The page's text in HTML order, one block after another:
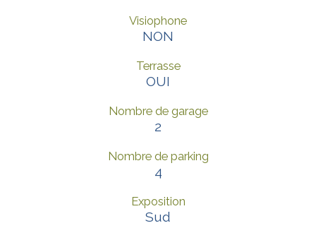
Visiophone
NON
Terrasse
OUI
Nombre de garage
2
Nombre de parking
4
Exposition
Sud